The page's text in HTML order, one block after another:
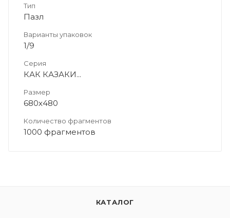
Тип
Пазл
Варианты упаковок
1/9
Серия
КАК КАЗАКИ...
Размер
680х480
Количество фрагментов
1000 фрагментов
КАТАЛОГ